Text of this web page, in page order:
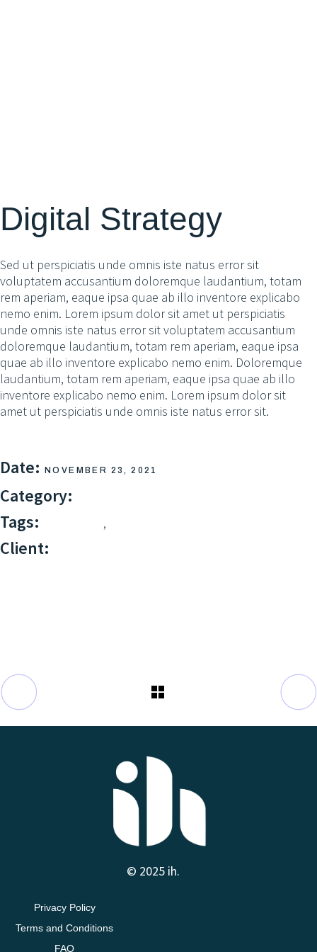
Digital Strategy
Sed ut perspiciatis unde omnis iste natus error sit
voluptatem accusantium doloremque laudantium, totam
rem aperiam, eaque ipsa quae ab illo inventore explicabo
nemo enim. Lorem ipsum dolor sit amet ut perspiciatis
unde omnis iste natus error sit voluptatem accusantium
doloremque laudantium, totam rem aperiam, eaque ipsa
quae ab illo inventore explicabo nemo enim. Doloremque
laudantium, totam rem aperiam, eaque ipsa quae ab illo
inventore explicabo nemo enim. Lorem ipsum dolor sit
amet ut perspiciatis unde omnis iste natus error sit.
Date: NOVEMBER 23, 2021
Category:
Tags: ,
Client:
© 2025 ih.
Privacy Policy
Terms and Conditions
FAQ